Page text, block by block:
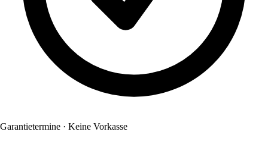
Garantietermine · Keine Vorkasse